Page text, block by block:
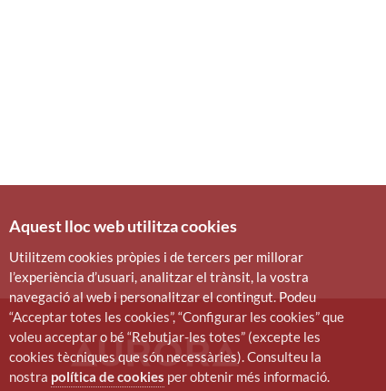
Aquest lloc web utilitza cookies
Utilitzem cookies pròpies i de tercers per millorar
l’experiència d’usuari, analitzar el trànsit, la vostra
navegació al web i personalitzar el contingut. Podeu
“Acceptar totes les cookies”, “Configurar les cookies” que
voleu acceptar o bé “Rebutjar-les totes” (excepte les
cookies tècniques que són necessàries). Consulteu la
nostra política de cookies per obtenir més informació.